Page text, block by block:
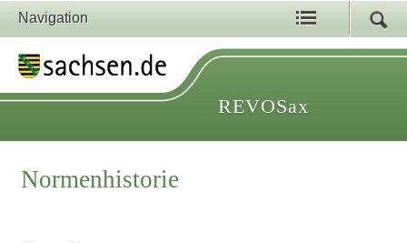
Navigation
REVOSax
Normenhistorie